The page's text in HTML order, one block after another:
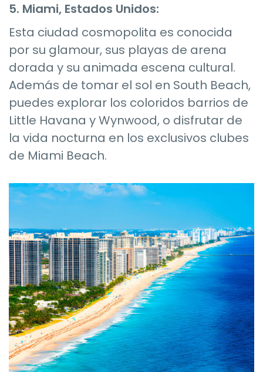
5. Miami, Estados Unidos:
Esta ciudad cosmopolita es conocida
por su glamour, sus playas de arena
dorada y su animada escena cultural.
Además de tomar el sol en South Beach,
puedes explorar los coloridos barrios de
Little Havana y Wynwood, o disfrutar de
la vida nocturna en los exclusivos clubes
de Miami Beach.